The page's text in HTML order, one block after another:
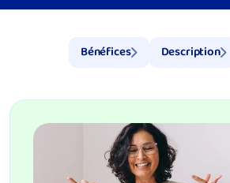
Bénéfices Description